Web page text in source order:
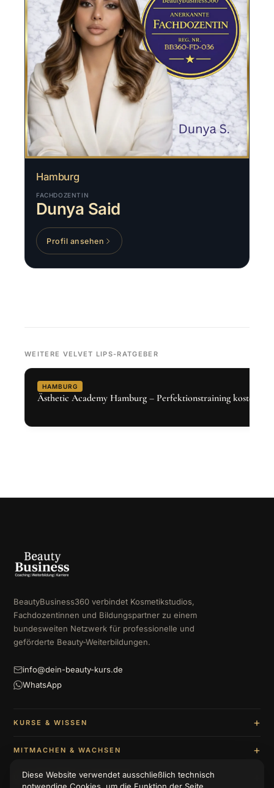
Hamburg
FACHDOZENTIN
Dunya Said
Profil ansehen
WEITERE VELVET LIPS-RATGEBER
HAMBURG
Ästhetic Academy Hamburg – Perfektionstraining kostenlos
BeautyBusiness360 verbindet Kosmetikstudios,
Fachdozentinnen und Bildungspartner zu einem
bundesweiten Netzwerk für professionelle und
geförderte Beauty-Weiterbildungen.
info@dein-beauty-kurs.de
WhatsApp
KURSE & WISSEN
MITMACHEN & WACHSEN
UNTERNEHMEN & BERATUNG
Diese Website verwendet ausschließlich technisch